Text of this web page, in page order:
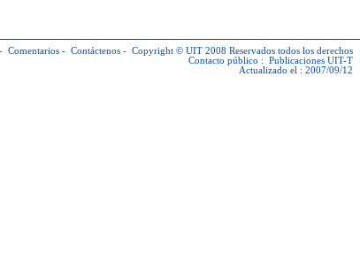
- Comentarios - Contáctenos - Copyright © UIT 2008 Reservados todos los derechos
Contacto público : Publicaciones UIT-T
Actualizado el : 2007/09/12